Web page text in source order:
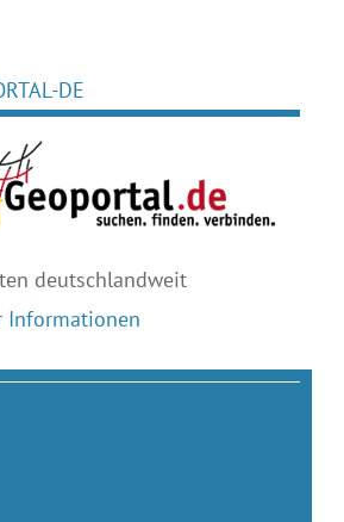
DE
deutschlandweit
Informationen